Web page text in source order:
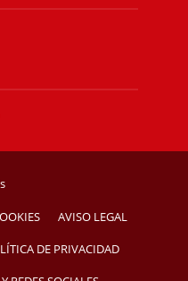
AVISO LEGAL
DE PRIVACIDAD